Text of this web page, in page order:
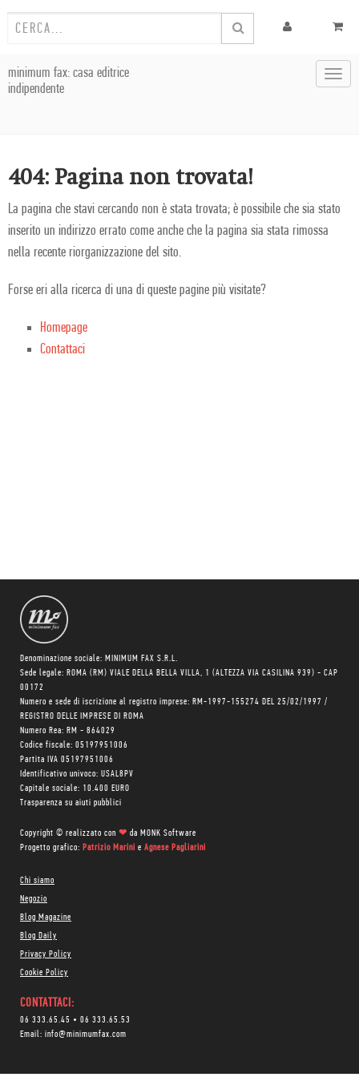
minimum fax: casa editrice
indipendente
404: Pagina non trovata!
La pagina che stavi cercando non è stata trovata; è possibile che sia stato
inserito un indirizzo errato come anche che la pagina sia stata rimossa
nella recente riorganizzazione del sito.
Forse eri alla ricerca di una di queste pagine più visitate?
Homepage
Contattaci
Denominazione sociale: MINIMUM FAX S.R.L.
Sede legale: ROMA (RM) VIALE DELLA BELLA VILLA, 1 (ALTEZZA VIA CASILINA 939) - CAP
00172
Numero e sede di iscrizione al registro imprese: RM-1997-155274 DEL 25/02/1997 /
REGISTRO DELLE IMPRESE DI ROMA
Numero Rea: RM - 864029
Codice fiscale: 05197951006
Partita IVA 05197951006
Identificativo univoco: USAL8PV
Capitale sociale: 10.400 EURO
Trasparenza su aiuti pubblici
Copyright © realizzato con ❤ da MONK Software
Progetto grafico: Patrizio Marini e Agnese Pagliarini
Chi siamo
Negozio
Blog Magazine
Blog Daily
Privacy Policy
Cookie Policy
CONTATTACI:
06 333.65.45 • 06 333.65.53
Email: info@minimumfax.com